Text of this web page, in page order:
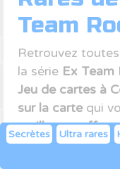
Team
Retrouvez
la série Ex Team
Jeu de cartes à
sur la carte qui
meilleures offres
Secrètes Ultra rares